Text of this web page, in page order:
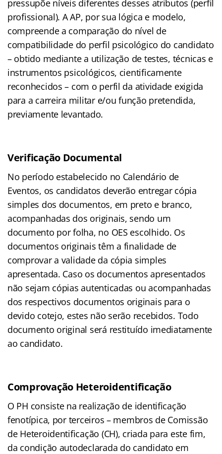
pressupõe níveis diferentes desses atributos (perfil
profissional). A AP, por sua lógica e modelo,
compreende a comparação do nível de
compatibilidade do perfil psicológico do candidato
– obtido mediante a utilização de testes, técnicas e
instrumentos psicológicos, cientificamente
reconhecidos – com o perfil da atividade exigida
para a carreira militar e/ou função pretendida,
previamente levantado.
Verificação Documental
No período estabelecido no Calendário de
Eventos, os candidatos deverão entregar cópia
simples dos documentos, em preto e branco,
acompanhadas dos originais, sendo um
documento por folha, no OES escolhido. Os
documentos originais têm a finalidade de
comprovar a validade da cópia simples
apresentada. Caso os documentos apresentados
não sejam cópias autenticadas ou acompanhadas
dos respectivos documentos originais para o
devido cotejo, estes não serão recebidos. Todo
documento original será restituído imediatamente
ao candidato.
Comprovação Heteroidentificação
O PH consiste na realização de identificação
fenotípica, por terceiros – membros de Comissão
de Heteroidentificação (CH), criada para este fim,
da condição autodeclarada do candidato em